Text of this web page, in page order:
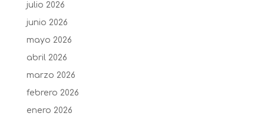
julio 2026
junio 2026
mayo 2026
abril 2026
marzo 2026
febrero 2026
enero 2026